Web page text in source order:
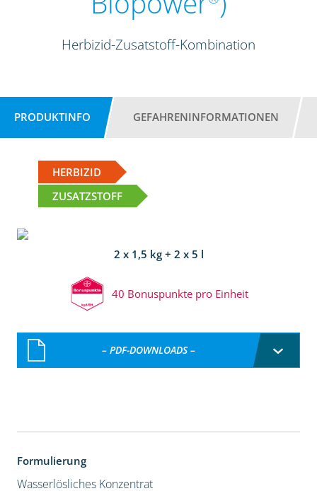
Herbizid-Zusatstoff-Kombination
PRODUKTINFO GEFAHRENINFORMATIONEN
HERBIZID
ZUSATZSTOFF
2 x 1,5 kg + 2 x 5 l
40 Bonuspunkte pro Einheit
– PDF-DOWNLOADS –
Formulierung
Wasserlösliches Konzentrat